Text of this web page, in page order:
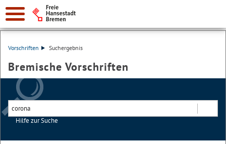
Vorschriften Suchergebnis
Bremische Vorschriften
Hilfe zur Suche